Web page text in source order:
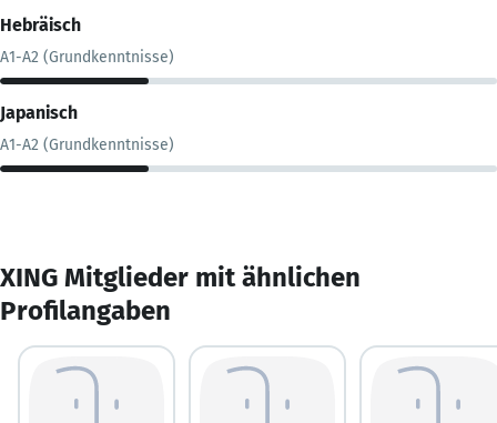
Hebräisch
A1-A2 (Grundkenntnisse)
Japanisch
A1-A2 (Grundkenntnisse)
XING Mitglieder mit ähnlichen
Profilangaben